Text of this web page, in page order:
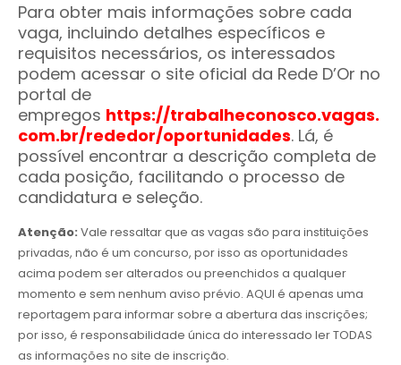
Para obter mais informações sobre cada
vaga, incluindo detalhes específicos e
requisitos necessários, os interessados
podem acessar o site oficial da Rede D’Or no
portal de
empregos https://trabalheconosco.vagas.
com.br/rededor/oportunidades. Lá, é
possível encontrar a descrição completa de
cada posição, facilitando o processo de
candidatura e seleção.
Atenção: Vale ressaltar que as vagas são para instituições
privadas, não é um concurso, por isso as oportunidades
acima podem ser alterados ou preenchidos a qualquer
momento e sem nenhum aviso prévio. AQUI é apenas uma
reportagem para informar sobre a abertura das inscrições;
por isso, é responsabilidade única do interessado ler TODAS
as informações no site de inscrição.